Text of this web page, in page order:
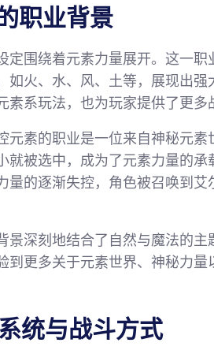
职业背景
定围绕着元素力量展开。这一职
如火、水、风、土等，展现出
素系玩法，也为玩家提供了更多
元素的职业是一位来自神秘元
就被选中，成为了元素力量的
量的逐渐失控，角色被召唤到艾
景深刻地结合了自然与魔法的
到更多关于元素世界、神秘力
统与战斗方式